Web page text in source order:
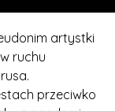
artystki
ruchu
przeciwko